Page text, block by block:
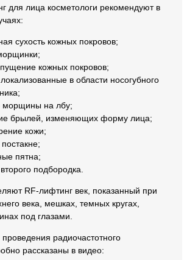
для лица косметологи рекомендуют в
сухость кожных покровов;
кожных покровов;
в области носогубного
морщины на лбу;
брылей, изменяющих форму лица;
кожи;
пятна;
подбородка.
RF-лифтинг век, показанный при
века, мешках, темных кругах,
под глазами.
радиочастотного
рассказаны в видео: